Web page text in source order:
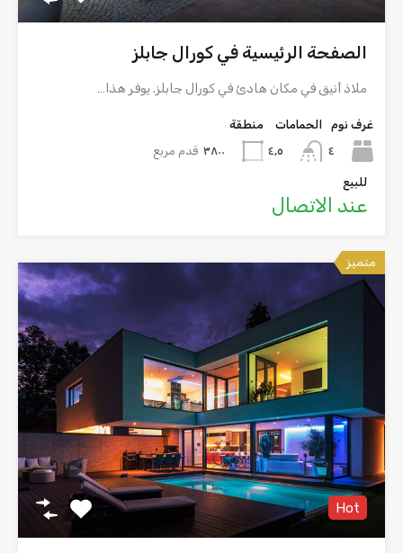
الصفحة الرئيسية في كورال جابلز
ملاذ أنيق في مكان هادئ في كورال جابلز. يوفر هذا…
غرف نوم
٤
الحمامات
٤٫٥
منطقة
٣٨٠٠ قدم مربع
للبيع
عند الاتصال
متميز
Hot